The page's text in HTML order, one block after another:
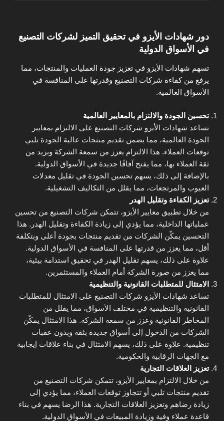
دور شهادات الأيزو في تحقيق التميز لشركات التصنيع
في الأسواق الدولية
تسهم شهادات الأيزو في تعزيز جودة العمليات والمنتجات، مما
يرفع من كفاءة شركات التصنيع وقدرتها على المنافسة في
الأسواق العالمية.
تحسين الجودة والالتزام بالمعايير العالمية
تساعد شهادات الأيزو شركات التصنيع على الالتزام بمعايير
الجودة العالمية، مما يضمن تقديم منتجات عالية الجودة تلبي
توقعات العملاء. هذا الالتزام يعزز من سمعة الشركة ويزيد من
ثقة العملاء بها، مما يفتح آفاقًا جديدة في الأسواق الدولية.
بالإضافة إلى ذلك، يسهم تحسين الجودة في تقليل معدلات
العيوب والمرتجعات، مما يقلل من التكاليف التشغيلية.
تعزيز الكفاءة وتقليل الهدر
من خلال تطبيق معايير الأيزو، تتمكن شركات التصنيع من تحسين
عملياتها الداخلية، مما يؤدي إلى زيادة الكفاءة وتقليل الهدر. هذا
التحسين يمكّن الشركات من تقديم منتجات بجودة أعلى وبتكلفة
أقل، مما يعزز من قدرتها على المنافسة في الأسواق الدولية.
علاوة على ذلك، يسهم تقليل الهدر في تحقيق استدامة بيئية،
مما يعزز من صورة الشركة أمام العملاء والمستثمرين.
الامتثال للمتطلبات القانونية والتنظيمية
تساعد شهادات الأيزو شركات التصنيع على الامتثال للمتطلبات
القانونية والتنظيمية في مختلف الأسواق، مما يقلل من
المخاطر القانونية وعزز من سمعة الشركة. هذا الامتثال يمكّن
الشركات من الدخول إلى أسواق جديدة بثقة وبدون عقبات
تنظيمية. علاوة على ذلك، يسهم الامتثال في بناء علاقات إيجابية
مع الجهات الرقابية والحكومية.
تعزيز العلاقات التجارية
من خلال الالتزام بمعايير الأيزو، تتمكن شركات التصنيع من
تقديم منتجات تلبي أو تتجاوز توقعات العملاء، مما يؤدي إلى
زيادة رضاهم وتعزيز العلاقات التجارية. هذا الرضا يسهم في بناء
قاعدة عملاء وفية وزيادة المبيعات في الأسواق الدولية.